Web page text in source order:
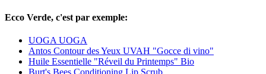
Ecco Verde, c'est par exemple:
UOGA UOGA
Antos Contour des Yeux UVAH "Gocce di vino"
Huile Essentielle "Réveil du Printemps" Bio
Burt's Bees Conditioning Lip Scrub